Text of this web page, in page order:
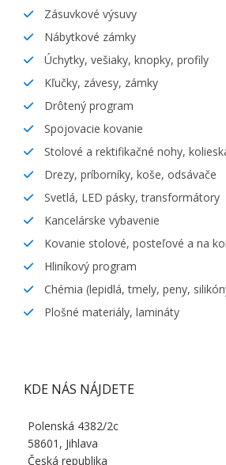
Zásuvkové výsuvy
Nábytkové zámky
Úchytky, vešiaky, knopky, profily
Kľučky, závesy, zámky
Drôtený program
Spojovacie kovanie
Stolové a rektifikačné nohy,
Drezy, príborníky, koše, odsávače
Svetlá, LED pásky, transformátory
Kancelárske vybavenie
Kovanie stolové, posteľové a na
Hliníkový program
Chémia (lepidlá, tmely, peny,
Plošné materiály, lamináty
KDE NÁS NÁJDETE
Polenská 4382/2c
58601, Jihlava
Česká republika